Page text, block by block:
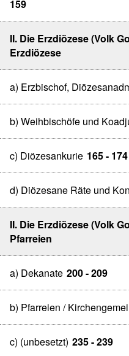
159
II. Die Erzdiözese (Volk
Erzdiözese
a) Erzbischof,
b) Weihbischöfe und
c) Diözesankurie 165 - 174
d) Diözesane Räte und
II. Die Erzdiözese (Volk
Pfarreien
a) Dekanate 200 - 209
b) Pfarreien /
c) (unbesetzt) 235 - 239